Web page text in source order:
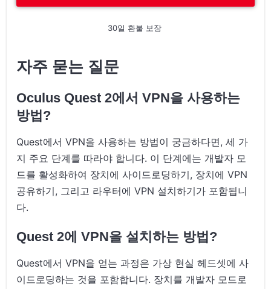
30일 환불 보장
자주 묻는 질문
Oculus Quest 2에서 VPN을 사용하는
방법?
Quest에서 VPN을 사용하는 방법이 궁금하다면, 세 가
지 주요 단계를 따라야 합니다. 이 단계에는 개발자 모
드를 활성화하여 장치에 사이드로딩하기, 장치에 VPN
공유하기, 그리고 라우터에 VPN 설치하기가 포함됩니
다.
Quest 2에 VPN을 설치하는 방법?
Quest에서 VPN을 얻는 과정은 가상 현실 헤드셋에 사
이드로딩하는 것을 포함합니다. 장치를 개발자 모드로